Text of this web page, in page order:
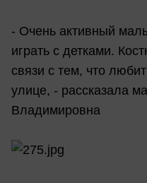
- Очень активный
играть с детками.
связи с тем, что
улице, - рассказала
Владимировна